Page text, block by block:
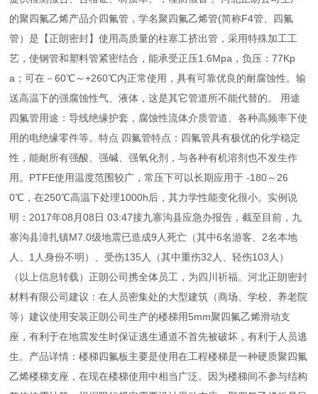
的聚四氟乙烯产品介四氟管，学名聚四氟乙烯管(简称F4管、四氟
管）是【正朗密封】使用高质量的柱塞工挤出管，采用特殊加工工
艺，使钢管和塑料管紧密结合，能承受正压1.6Mpa，负压：77Kp
a；可在－60℃～+260℃内正常使用，具有可靠优良的耐腐蚀性。输
送高温下的强腐蚀性气、液体，这是其它管道所不能代替的。 用途
四氟管用途：导线绝缘护套，腐蚀性流体介质管道、各种高频率下使
用的电绝缘零件等。特点 四氟管特点：四氟管具有极优的化学稳定
性，能耐所有强酸、强碱、强氧化剂，与各种有机溶剂也不发生作
用。PTFE使用温度范围较广，常压下可以长期应用于 -180～26
0℃，在250℃高温下处理1000h后，其力学性能变化很小。实例说
明：2017年08月08日 03:47接九寨沟县应急办报告，截至目前，九
寨沟县漳扎镇M7.0级地震已造成9人死亡（其中6名游客、2名本地
人、1人身份不明）、受伤135人（其中重伤32人、轻伤103人）
（以上信息转载）正朗公司携全体员工，为四川祈福。河北正朗密封
材料有限公司建议：在人员密集处的大型建筑（商场、学校、养老院
等）建议使用安装正朗公司生产的楼梯用5mm聚四氟乙烯滑动支
座，有利于在地震发生时保证逃生通道不首先被破坏，有利于人员逃
生。产品详情：楼梯四氟板主要是使用在工程楼梯是一种硬质聚四氟
乙烯楼梯支座，在现在楼梯使用中相当广泛。因为楼梯间不参与结构